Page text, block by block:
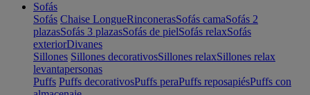
Sofás
Sofás Chaise LongueRinconerasSofás camaSofás 2
plazasSofás 3 plazasSofás de pielSofás relaxSofás
exteriorDivanes
Sillones Sillones decorativosSillones relaxSillones relax
levantapersonas
Puffs Puffs decorativosPuffs peraPuffs reposapiésPuffs con